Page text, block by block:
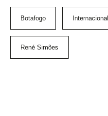
Botafogo Internacional
René Simões